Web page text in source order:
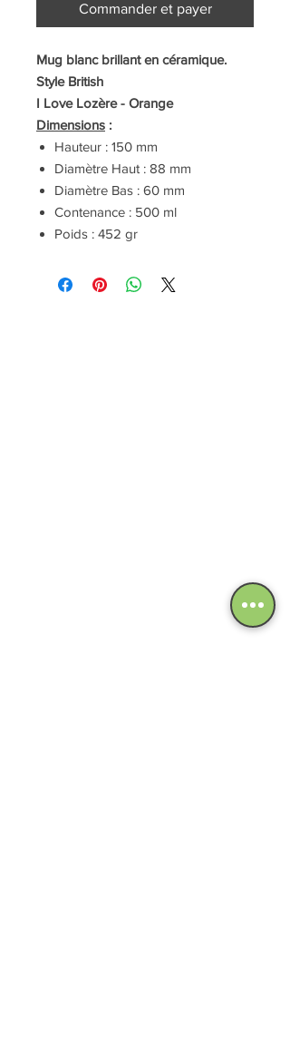
Commander et payer
Mug blanc brillant en céramique.
Style British
I Love Lozère - Orange
Dimensions :
Hauteur : 150 mm
Diamètre Haut : 88 mm
Diamètre Bas : 60 mm
Contenance : 500 ml
Poids : 452 gr